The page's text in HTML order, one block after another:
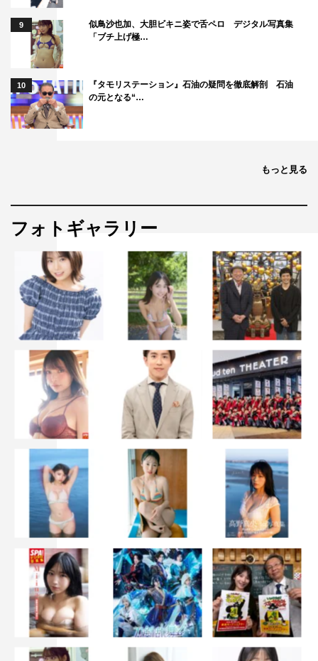
9
似鳥沙也加、大胆ビキニ姿で舌ペロ デジタル写真集
「ブチ上げ極…
10
『タモリステーション』石油の疑問を徹底解剖 石油
の元となる“…
もっと見る
フォトギャラリー